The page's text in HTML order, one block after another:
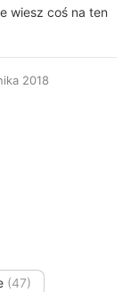
wiesz coś na ten
2018
(47)